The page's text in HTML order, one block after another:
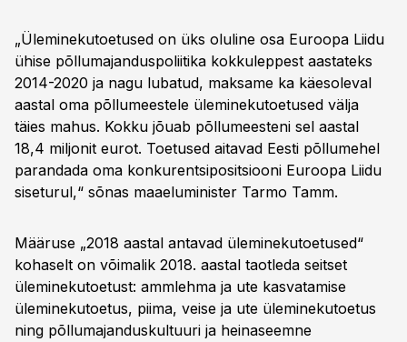
„Üleminekutoetused on üks oluline osa Euroopa Liidu
ühise põllumajanduspoliitika kokkuleppest aastateks
2014-2020 ja nagu lubatud, maksame ka käesoleval
aastal oma põllumeestele üleminekutoetused välja
täies mahus. Kokku jõuab põllumeesteni sel aastal
18,4 miljonit eurot. Toetused aitavad Eesti põllumehel
parandada oma konkurentsipositsiooni Euroopa Liidu
siseturul,“ sõnas maaeluminister Tarmo Tamm.
Määruse „2018 aastal antavad üleminekutoetused“
kohaselt on võimalik 2018. aastal taotleda seitset
üleminekutoetust: ammlehma ja ute kasvatamise
üleminekutoetus, piima, veise ja ute üleminekutoetus
ning põllumajanduskultuuri ja heinaseemne